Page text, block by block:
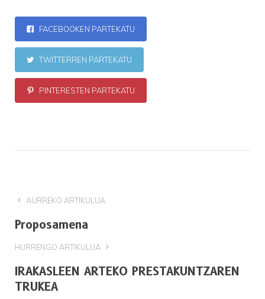
FACEBOOKEN PARTEKATU
TWITTERREN PARTEKATU
PINTERESTEN PARTEKATU
AURREKO ARTIKULUA
Proposamena
HURRENGO ARTIKULUA
IRAKASLEEN ARTEKO PRESTAKUNTZAREN
TRUKEA